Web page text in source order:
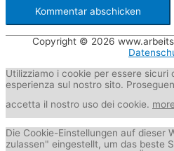
Copyright © 2026
Utilizziamo i cookie per essere sicuri
esperienza sul nostro sito.
accetta il nostro uso dei cookie.
Die Cookie-Einstellungen auf dieser
zulassen" eingestellt, um das beste